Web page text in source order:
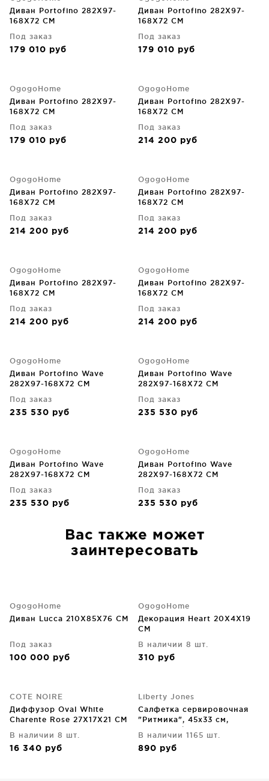
Диван Portofino 282X97-
168X72 CM
Под заказ
179 010 руб
Диван Portofino 282X97-
168X72 CM
Под заказ
179 010 руб
OgogoHome
Диван Portofino 282X97-
168X72 CM
Под заказ
179 010 руб
OgogoHome
Диван Portofino 282X97-
168X72 CM
Под заказ
214 200 руб
OgogoHome
Диван Portofino 282X97-
168X72 CM
Под заказ
214 200 руб
OgogoHome
Диван Portofino 282X97-
168X72 CM
Под заказ
214 200 руб
OgogoHome
Диван Portofino 282X97-
168X72 CM
Под заказ
214 200 руб
OgogoHome
Диван Portofino 282X97-
168X72 CM
Под заказ
214 200 руб
OgogoHome
Диван Portofino Wave
282X97-168X72 CM
Под заказ
235 530 руб
OgogoHome
Диван Portofino Wave
282X97-168X72 CM
Под заказ
235 530 руб
OgogoHome
Диван Portofino Wave
282X97-168X72 CM
Под заказ
235 530 руб
OgogoHome
Диван Portofino Wave
282X97-168X72 CM
Под заказ
235 530 руб
Вас также может
заинтересовать
OgogoHome
Диван Lucca 210X85X76 CM
Под заказ
100 000 руб
OgogoHome
Декорация Heart 20X4X19
CM
В наличии 8 шт.
310 руб
COTE NOIRE
Диффузор Oval White
Charente Rose 27X17X21 CM
В наличии 8 шт.
16 340 руб
Liberty Jones
Салфетка сервировочная
"Ритмика", 45х33 см,
молочная/зеленая
В наличии 1165 шт.
890 руб